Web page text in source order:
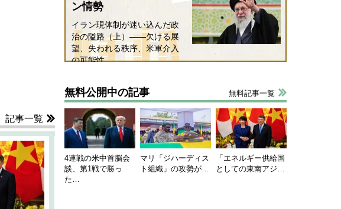
記事一覧
ン情勢
イラン現体制が迷い込んだ政
治の隘路（上）――欠ける展
望、失われる秩序、米軍介入
の可能性
無料公開中の記事 無料記事一覧
4連戦の米中首脳会
談、第1戦で勝っ
た…
マリ「ジハーディス
ト組織」の攻勢が…
「エネルギー供給国
としての東南アジ…